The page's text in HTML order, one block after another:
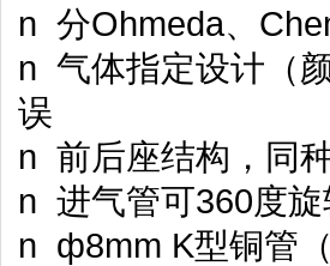
n 分Ohmeda、
n 气体指定设计（
误
n 前后座结构，同
n 进气管可360度
n ф8mm K型铜管